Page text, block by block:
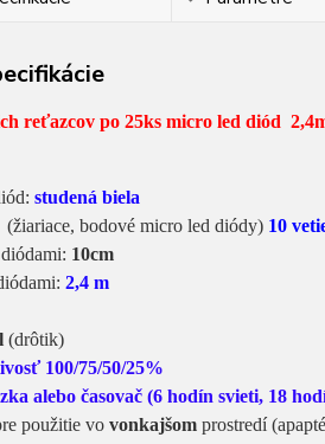
reťazcov po 25ks micro led diód
studená biela
bodové micro led diódy) 10
10cm
2,4 m
(drôtik)
100/75/50/25%
alebo časovač (6 hodín svieti, 18
použitie vo vonkajšomprostredí